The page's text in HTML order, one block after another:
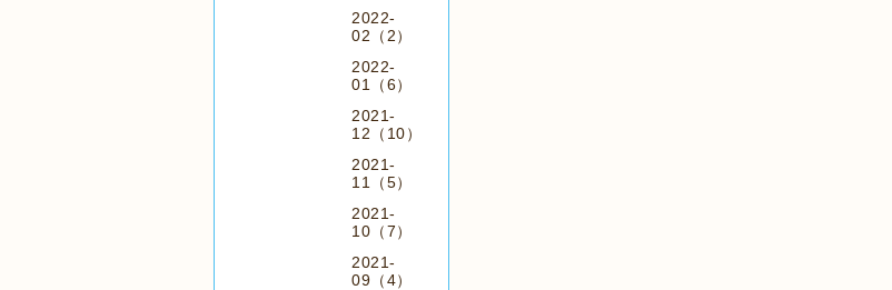
2022-
02（2）
2022-
01（6）
2021-
12（10）
2021-
11（5）
2021-
10（7）
2021-
09（4）